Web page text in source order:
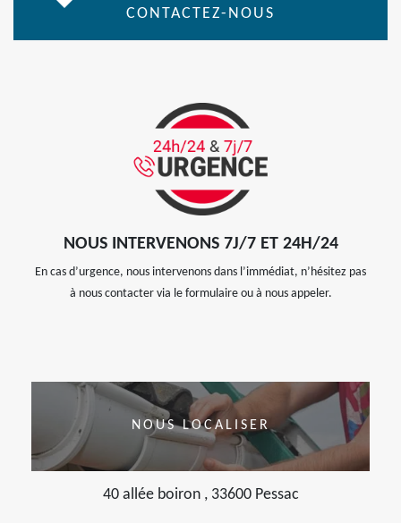
CONTACTEZ-NOUS
NOUS INTERVENONS 7J/7 ET 24H/24
En cas d’urgence, nous intervenons dans l’immédiat, n’hésitez pas
à nous contacter via le formulaire ou à nous appeler.
NOUS LOCALISER
40 allée boiron , 33600 Pessac